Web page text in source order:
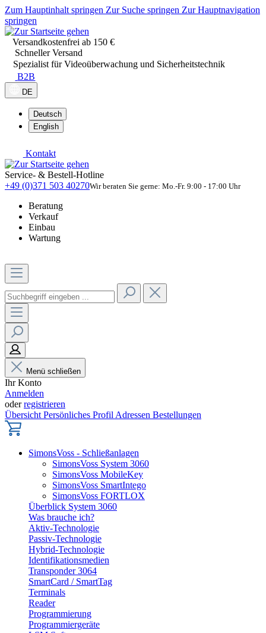
Zum Hauptinhalt springen Zur Suche springen Zur Hauptnavigation
springen
Versandkostenfrei ab 150 €
Schneller Versand
Spezialist für Videoüberwachung und Sicherheitstechnik
B2B
DE
Deutsch
English
Kontakt
Service- & Bestell-Hotline
+49 (0)371 503 40270Wir beraten Sie gerne: Mo.-Fr. 9:00 - 17:00 Uhr
Beratung
Verkauf
Einbau
Wartung
Menü schließen
Ihr Konto
Anmelden
oderregistrieren
Übersicht Persönliches Profil Adressen Bestellungen
SimonsVoss - Schließanlagen
SimonsVoss System 3060
SimonsVoss MobileKey
SimonsVoss SmartIntego
SimonsVoss FORTLOX
Überblick System 3060
Was brauche ich?
Aktiv-Technologie
Passiv-Technologie
Hybrid-Technologie
Identifikationsmedien
Transponder 3064
SmartCard / SmartTag
Terminals
Reader
Programmierung
Programmiergeräte